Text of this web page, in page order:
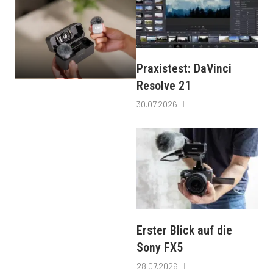
Praxistest: DaVinci
Resolve 21
30.07.2026
Erster Blick auf die
Sony FX5
28.07.2026